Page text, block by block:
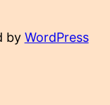
by WordPress